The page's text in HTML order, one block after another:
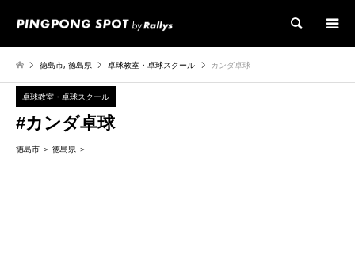
検索
徳島市,徳島県 卓球教室・卓球スクール カンダ卓球
卓球教室・卓球スクール
#カンダ卓球
徳島市 徳島県